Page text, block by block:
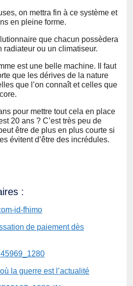
on mettra fin à ce système et
en pleine forme.
que chacun possèdera
radiateur ou un climatiseur.
est une belle machine. Il faut
que les dérives de la nature
que l’on connaît et celles que
pour mettre tout cela en place
20 ans ? C’est très peu de
être de plus en plus courte si
évitent d’être des incrédules.
:
de paiement dès
la guerre est l’actualité